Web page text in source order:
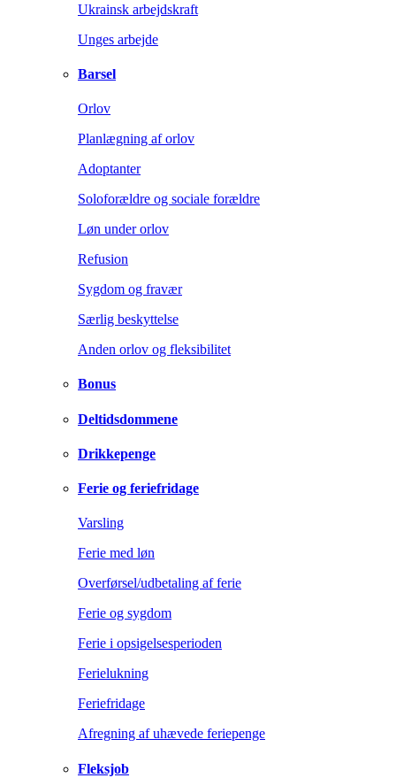
Ukrainsk arbejdskraft
Unges arbejde
Barsel
Orlov
Planlægning af orlov
Adoptanter
Soloforældre og sociale forældre
Løn under orlov
Refusion
Sygdom og fravær
Særlig beskyttelse
Anden orlov og fleksibilitet
Bonus
Deltidsdommene
Drikkepenge
Ferie og feriefridage
Varsling
Ferie med løn
Overførsel/udbetaling af ferie
Ferie og sygdom
Ferie i opsigelsesperioden
Ferielukning
Feriefridage
Afregning af uhævede feriepenge
Fleksjob